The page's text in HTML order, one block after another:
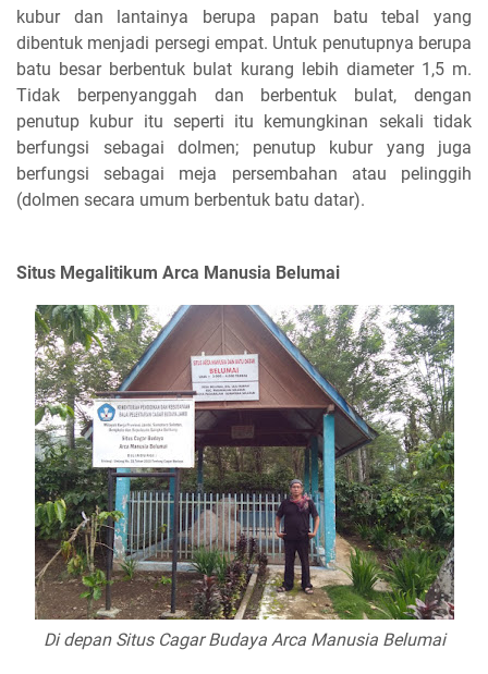
kubur dan lantainya berupa papan batu tebal yang
dibentuk menjadi persegi empat. Untuk penutupnya berupa
batu besar berbentuk bulat kurang lebih diameter 1,5 m.
Tidak berpenyanggah dan berbentuk bulat, dengan
penutup kubur itu seperti itu kemungkinan sekali tidak
berfungsi sebagai dolmen; penutup kubur yang juga
berfungsi sebagai meja persembahan atau pelinggih
(dolmen secara umum berbentuk batu datar).
Situs Megalitikum Arca Manusia Belumai
Di depan Situs Cagar Budaya Arca Manusia Belumai